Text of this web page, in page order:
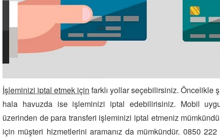
İşleminizi iptal etmek için farklı yollar seçebilirsiniz. Öncelikle
hala havuzda ise işleminizi iptal edebilirisiniz. Mobil
üzerinden de para transferi işleminizi iptal etmeniz
için müşteri hizmetlerini aramanız da mümkündür. 0850 222